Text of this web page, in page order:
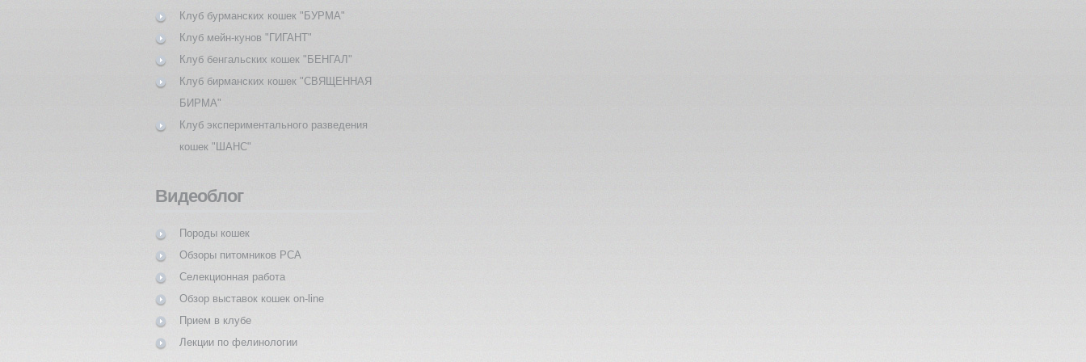
Клуб бурманских кошек "БУРМА"
Клуб мейн-кунов "ГИГАНТ"
Клуб бенгальских кошек "БЕНГАЛ"
Клуб бирманских кошек "СВЯЩЕННАЯ
БИРМА"
Клуб экспериментального разведения
кошек "ШАНС"
Видеоблог
Породы кошек
Обзоры питомников PCA
Селекционная работа
Обзор выставок кошек on-line
Прием в клубе
Лекции по фелинологии